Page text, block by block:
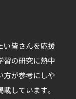
い皆さんを応援
習の研究に熱中
方が参考にしや
しています。